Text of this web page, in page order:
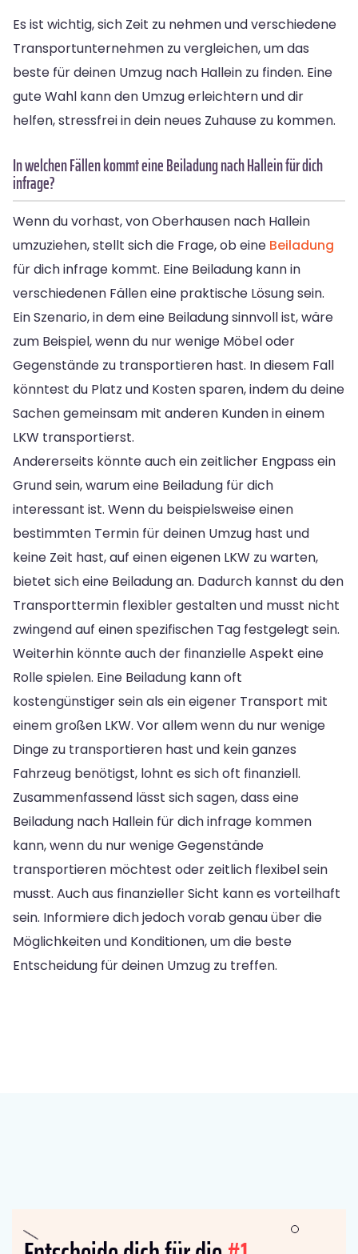
Es ist wichtig, sich Zeit zu nehmen und verschiedene
Transportunternehmen zu vergleichen, um das
beste für deinen Umzug nach Hallein zu finden. Eine
gute Wahl kann den Umzug erleichtern und dir
helfen, stressfrei in dein neues Zuhause zu kommen.
In welchen Fällen kommt eine Beiladung nach Hallein für dich
infrage?
Wenn du vorhast, von Oberhausen nach Hallein
umzuziehen, stellt sich die Frage, ob eine Beiladung
für dich infrage kommt. Eine Beiladung kann in
verschiedenen Fällen eine praktische Lösung sein.
Ein Szenario, in dem eine Beiladung sinnvoll ist, wäre
zum Beispiel, wenn du nur wenige Möbel oder
Gegenstände zu transportieren hast. In diesem Fall
könntest du Platz und Kosten sparen, indem du deine
Sachen gemeinsam mit anderen Kunden in einem
LKW transportierst.
Andererseits könnte auch ein zeitlicher Engpass ein
Grund sein, warum eine Beiladung für dich
interessant ist. Wenn du beispielsweise einen
bestimmten Termin für deinen Umzug hast und
keine Zeit hast, auf einen eigenen LKW zu warten,
bietet sich eine Beiladung an. Dadurch kannst du den
Transporttermin flexibler gestalten und musst nicht
zwingend auf einen spezifischen Tag festgelegt sein.
Weiterhin könnte auch der finanzielle Aspekt eine
Rolle spielen. Eine Beiladung kann oft
kostengünstiger sein als ein eigener Transport mit
einem großen LKW. Vor allem wenn du nur wenige
Dinge zu transportieren hast und kein ganzes
Fahrzeug benötigst, lohnt es sich oft finanziell.
Zusammenfassend lässt sich sagen, dass eine
Beiladung nach Hallein für dich infrage kommen
kann, wenn du nur wenige Gegenstände
transportieren möchtest oder zeitlich flexibel sein
musst. Auch aus finanzieller Sicht kann es vorteilhaft
sein. Informiere dich jedoch vorab genau über die
Möglichkeiten und Konditionen, um die beste
Entscheidung für deinen Umzug zu treffen.